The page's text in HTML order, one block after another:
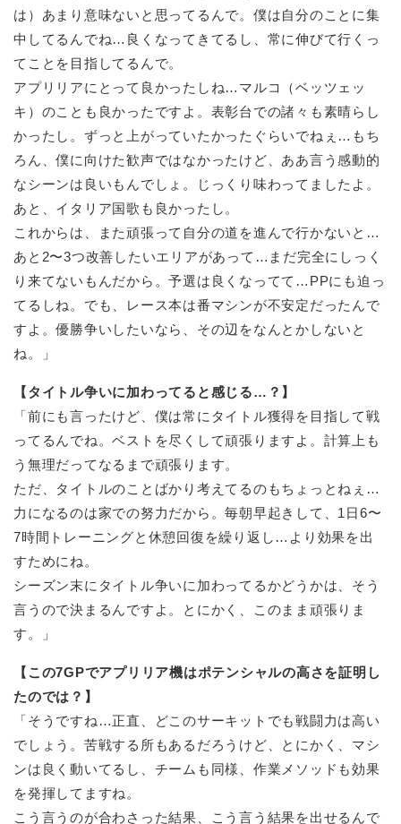
は）あまり意味ないと思ってるんで。僕は自分のことに集
中してるんでね…良くなってきてるし、常に伸びて行くっ
てことを目指してるんで。
アプリリアにとって良かったしね…マルコ（ベッツェッ
キ）のことも良かったですよ。表彰台での諸々も素晴らし
かったし。ずっと上がっていたかったぐらいでねぇ…もち
ろん、僕に向けた歓声ではなかったけど、ああ言う感動的
なシーンは良いもんでしょ。じっくり味わってましたよ。
あと、イタリア国歌も良かったし。
これからは、また頑張って自分の道を進んで行かないと…
あと2〜3つ改善したいエリアがあって…まだ完全にしっく
り来てないもんだから。予選は良くなってて…PPにも迫っ
てるしね。でも、レース本は番マシンが不安定だったんで
すよ。優勝争いしたいなら、その辺をなんとかしないと
ね。」
【タイトル争いに加わってると感じる…？】
「前にも言ったけど、僕は常にタイトル獲得を目指して戦
ってるんでね。ベストを尽くして頑張りますよ。計算上も
う無理だってなるまで頑張ります。
ただ、タイトルのことばかり考えてるのもちょっとねぇ…
力になるのは家での努力だから。毎朝早起きして、1日6〜
7時間トレーニングと休憩回復を繰り返し…より効果を出
すためにね。
シーズン末にタイトル争いに加わってるかどうかは、そう
言うので決まるんですよ。とにかく、このまま頑張りま
す。」
【この7GPでアプリリア機はポテンシャルの高さを証明し
たのでは？】
「そうですね…正直、どこのサーキットでも戦闘力は高い
でしょう。苦戦する所もあるだろうけど、とにかく、マシ
ンは良く動いてるし、チームも同様、作業メソッドも効果
を発揮してますね。
こう言うのが合わさった結果、こう言う結果を出せるんで